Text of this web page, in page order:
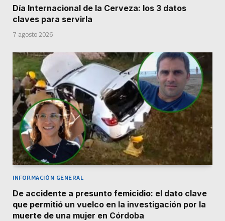
Día Internacional de la Cerveza: los 3 datos
claves para servirla
7 agosto 2026
INFORMACIÓN GENERAL
De accidente a presunto femicidio: el dato clave
que permitió un vuelco en la investigación por la
muerte de una mujer en Córdoba